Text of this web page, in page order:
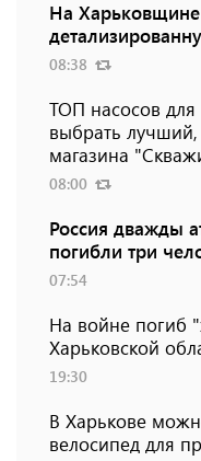
На Харьковщине
08:38
ТОП насосов для
выбрать
магазина
08:00
Россия дважды
погибли три
07:54
На войне погиб
Харьковской
19:30
В Харькове
велосипед для